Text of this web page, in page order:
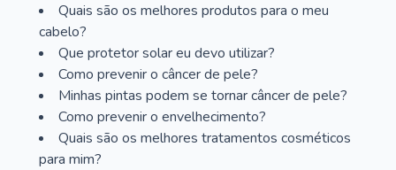
Quais são os melhores produtos para o meu
cabelo?
Que protetor solar eu devo utilizar?
Como prevenir o câncer de pele?
Minhas pintas podem se tornar câncer de pele?
Como prevenir o envelhecimento?
Quais são os melhores tratamentos cosméticos
para mim?